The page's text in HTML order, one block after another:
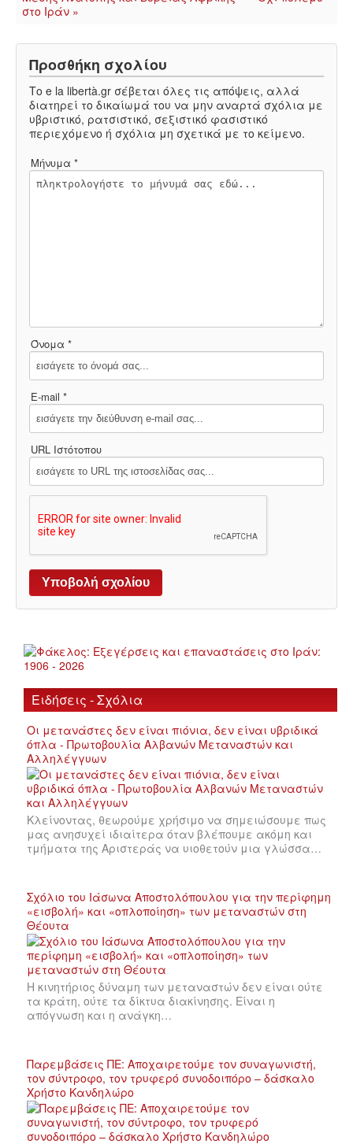
στο Ιράν »
Προσθήκη σχολίου
Το e la libertà.gr σέβεται όλες τις απόψεις, αλλά
διατηρεί το δικαίωμά του να μην αναρτά σχόλια με
υβριστικό, ρατσιστικό, σεξιστικό φασιστικό
περιεχόμενο ή σχόλια μη σχετικά με το κείμενο.
Μήνυμα *
Όνομα *
E-mail *
URL Ιστότοπου
Ειδήσεις - Σχόλια
Οι μετανάστες δεν είναι πιόνια, δεν είναι υβριδικά
όπλα - Πρωτοβουλία Αλβανών Μεταναστών και
Αλληλέγγυων
Κλείνοντας, θεωρούμε χρήσιμο να σημειώσουμε πως
μας ανησυχεί ιδιαίτερα όταν βλέπουμε ακόμη και
τμήματα της Αριστεράς να υιοθετούν μια γλώσσα…
Σχόλιο του Ιάσωνα Αποστολόπουλου για την περίφημη
«εισβολή» και «οπλοποίηση» των μεταναστών στη
Θέουτα
Η κινητήριος δύναμη των μεταναστών δεν είναι ούτε
τα κράτη, ούτε τα δίκτυα διακίνησης. Είναι η
απόγνωση και η ανάγκη…
Παρεμβάσεις ΠΕ: Αποχαιρετούμε τον συναγωνιστή,
τον σύντροφο, τον τρυφερό συνοδοιπόρο – δάσκαλο
Χρήστο Κανδηλώρο